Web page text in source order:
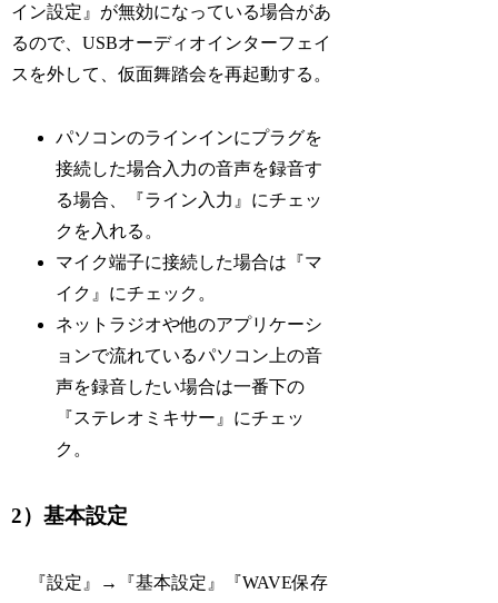
イン設定』が無効になっている場合があ
るので、USBオーディオインターフェイ
スを外して、仮面舞踏会を再起動する。
パソコンのラインインにプラグを
接続した場合入力の音声を録音す
る場合、『ライン入力』にチェッ
クを入れる。
マイク端子に接続した場合は『マ
イク』にチェック。
ネットラジオや他のアプリケーシ
ョンで流れているパソコン上の音
声を録音したい場合は一番下の
『ステレオミキサー』にチェッ
ク。
2）基本設定
『設定』→『基本設定』『WAVE保存